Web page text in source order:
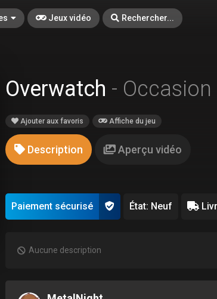
Jeux vidéo Rechercher...
Overwatch - Occasion
Ajouter aux favoris Affiche du jeu
Description Aperçu vidéo
Paiement sécurisé État: Neuf
Aucune description